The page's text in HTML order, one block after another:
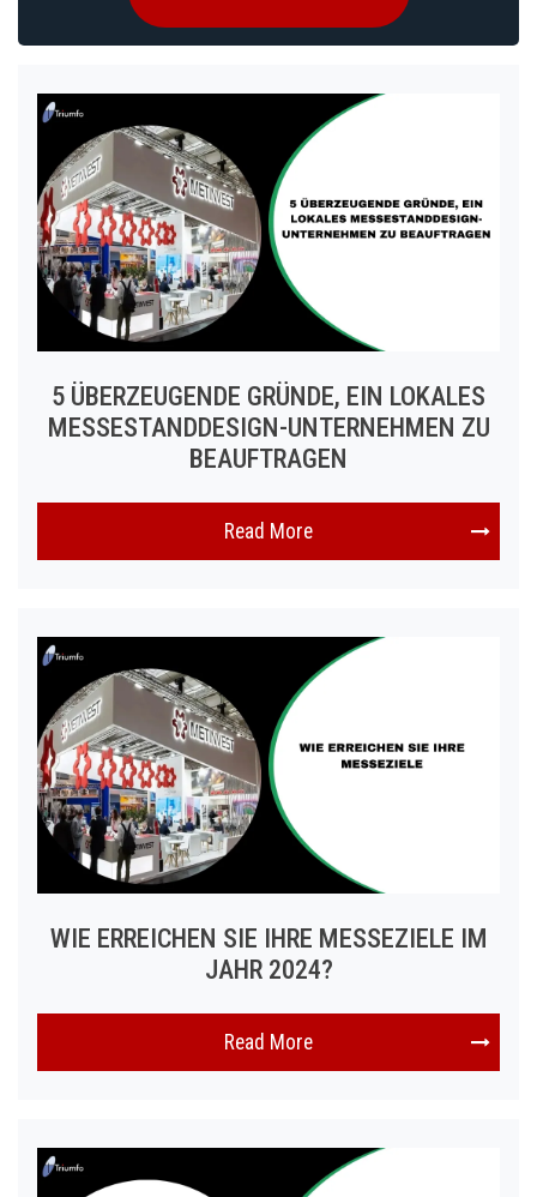
5 ÜBERZEUGENDE GRÜNDE, EIN LOKALES
MESSESTANDDESIGN-UNTERNEHMEN ZU
BEAUFTRAGEN
Read More
WIE ERREICHEN SIE IHRE MESSEZIELE IM
JAHR 2024?
Read More